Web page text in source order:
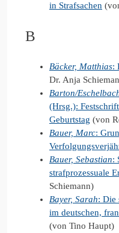
in Strafsachen
B
Bäcker, Matthias:
Dr. Anja
Barton/
(Hrsg.):
Geburtstag (von
Bauer, Marc:
Bauer, Sebastian:
strafprozessuale
Schiemann)
Bayer, Sarah: Die
im deutschen,
(von Tino Haupt)